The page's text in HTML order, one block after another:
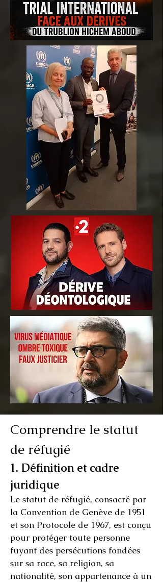
Comprendre le statut
de réfugié
1. Définition et cadre
juridique
Le statut de réfugié, consacré par
la Convention de Genève de 1951
et son Protocole de 1967, est conçu
pour protéger toute personne
fuyant des persécutions fondées
sur sa race, sa religion, sa
nationalité, son appartenance à un